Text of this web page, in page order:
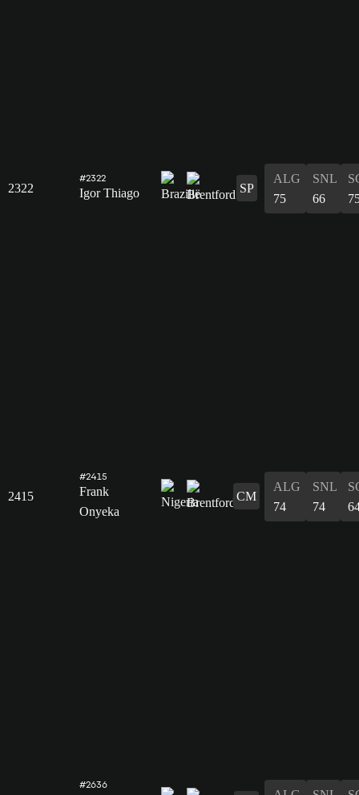
2322
#2322
Igor Thiago SP
ALG
75
SNL
66
2415
#2415
Frank
Onyeka
CM
ALG
74
SNL
74
#2636